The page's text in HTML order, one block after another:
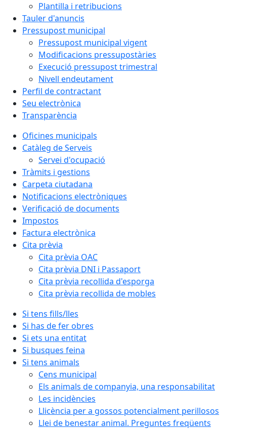
Plantilla i retribucions
Tauler d'anuncis
Pressupost municipal
Pressupost municipal vigent
Modificacions pressupostàries
Execució pressupost trimestral
Nivell endeutament
Perfil de contractant
Seu electrònica
Transparència
Oficines municipals
Catàleg de Serveis
Servei d'ocupació
Tràmits i gestions
Carpeta ciutadana
Notificacions electròniques
Verificació de documents
Impostos
Factura electrònica
Cita prèvia
Cita prèvia OAC
Cita prèvia DNI i Passaport
Cita prèvia recollida d'esporga
Cita prèvia recollida de mobles
Si tens fills/lles
Si has de fer obres
Si ets una entitat
Si busques feina
Si tens animals
Cens municipal
Els animals de companyia, una responsabilitat
Les incidències
Llicència per a gossos potencialment perillosos
Llei de benestar animal. Preguntes freqüents